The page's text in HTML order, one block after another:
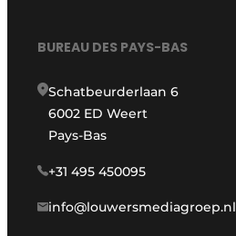
BUREAU DES PAYS-BAS
Schatbeurderlaan 6
6002 ED Weert
Pays-Bas
+31 495 450095
info@louwersmediagroep.nl